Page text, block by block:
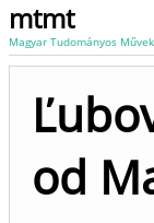
mtmt
Magyar Tudományos
od